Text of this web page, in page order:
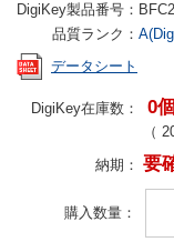
DigiKey製品番号：
品質ランク：
データシート
DigiKey在庫数： 0個
（
納期： 要
購入数量